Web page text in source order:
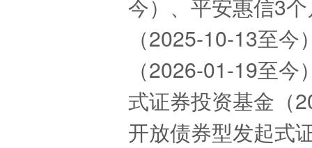
今）、平安惠信3
（2025-10-13至
（2026-01-19至
式证券投资基金（
开放债券型发起式